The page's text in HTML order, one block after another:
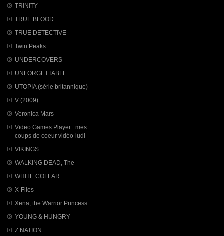
TRINITY
TRUE BLOOD
TRUE DETECTIVE
Twin Peaks
UNDERCOVERS
UNFORGETTABLE
UTOPIA (série britannique)
V (2009)
Veronica Mars
Video Games Player : mes
coups de coeur vidéo-ludi
VIKINGS
WALKING DEAD, The
WHITE COLLAR
X-Files
Xena, the Warrior Princess
YOUNG & HUNGRY
Z NATION